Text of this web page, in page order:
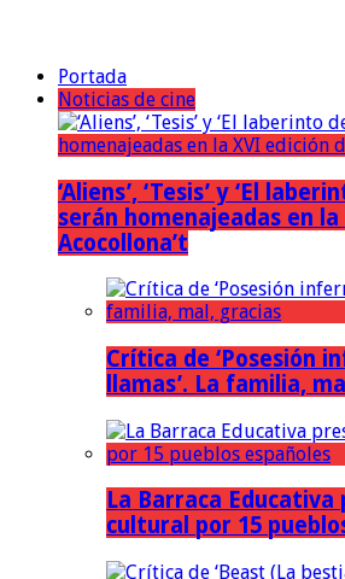
Portada
Noticias de cine
‘Aliens’, ‘Tesis’ y ‘El
serán homenajeadas en la
Acocollona’t
Crítica de ‘Posesión
llamas’. La familia,
La Barraca
cultural por 15